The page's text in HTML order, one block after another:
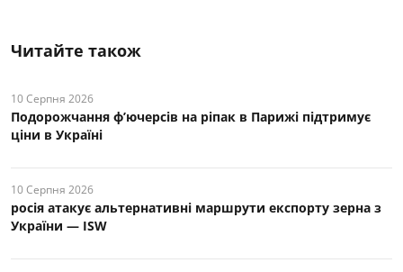
Читайте також
10 Серпня 2026
Подорожчання ф’ючерсів на ріпак в Парижі підтримує
ціни в Україні
10 Серпня 2026
росія атакує альтернативні маршрути експорту зерна з
України — ISW